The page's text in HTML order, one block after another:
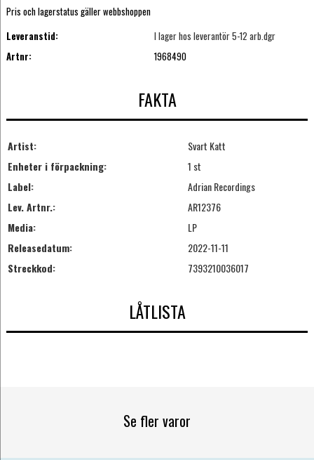
Pris och lagerstatus gäller webbshoppen
Leveranstid:
I lager hos leverantör 5-12 arb.dgr
Artnr:
1968490
FAKTA
Artist:
Svart Katt
Enheter i förpackning:
1 st
Label:
Adrian Recordings
Lev. Artnr.:
AR12376
Media:
LP
Releasedatum:
2022-11-11
Streckkod:
7393210036017
LÅTLISTA
Se fler varor